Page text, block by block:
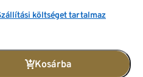
költséget tartalmaz
Kosárba